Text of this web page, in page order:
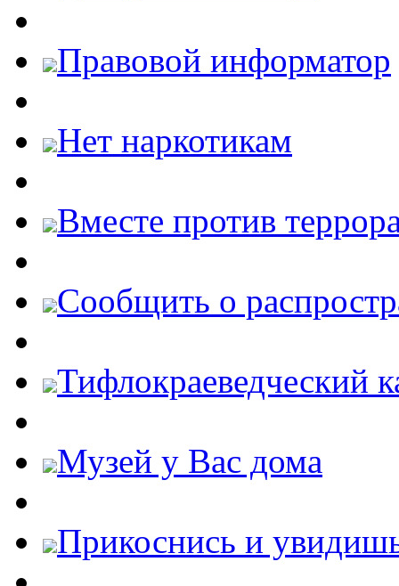
Правовой информатор
Нет наркотикам
Вместе против
Cообщить о
Тифлокраеведческий
Музей у Вас дома
Прикоснись и